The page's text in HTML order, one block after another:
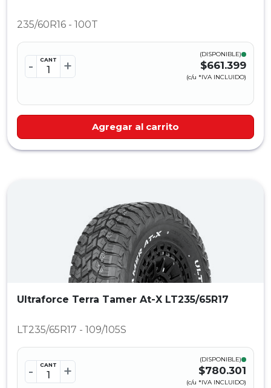
235/60R16 - 100T
- CANT +
(DISPONIBLE)
$661.399
(c/u *IVA INCLUIDO)
Agregar al carrito
Ultraforce Terra Tamer At-X LT235/65R17
LT235/65R17 - 109/105S
- CANT +
(DISPONIBLE)
$780.301
(c/u *IVA INCLUIDO)